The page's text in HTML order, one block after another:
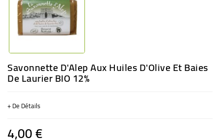
Savonnette D'Alep Aux Huiles D'Olive Et Baies
De Laurier BIO 12%
+ De Détails
4,00 €